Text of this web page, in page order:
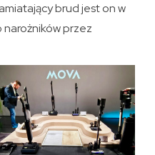
brud jest on w
przez